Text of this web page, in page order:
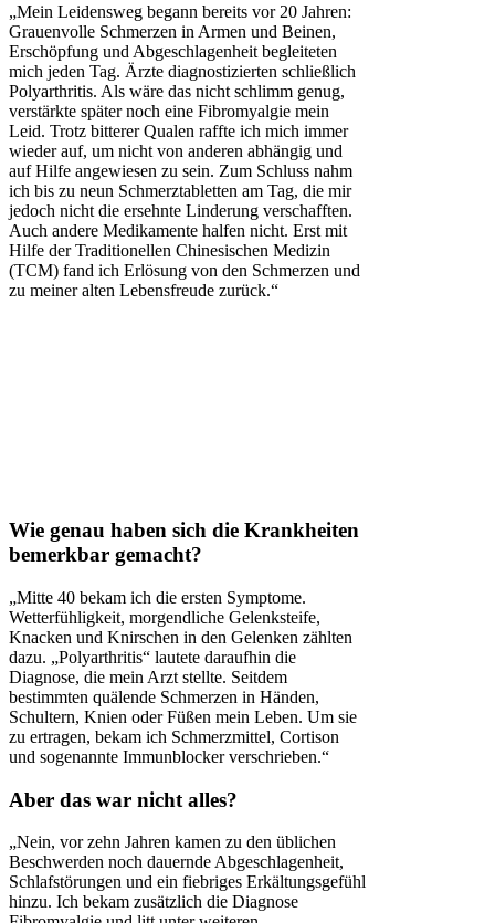
„Mein Leidensweg begann bereits vor 20 Jahren:
Grauenvolle Schmerzen in Armen und Beinen,
Erschöpfung und Abgeschlagenheit begleiteten
mich jeden Tag. Ärzte diagnostizierten schließlich
Polyarthritis. Als wäre das nicht schlimm genug,
verstärkte später noch eine Fibromyalgie mein
Leid. Trotz bitterer Qualen raffte ich mich immer
wieder auf, um nicht von anderen abhängig und
auf Hilfe angewiesen zu sein. Zum Schluss nahm
ich bis zu neun Schmerztabletten am Tag, die mir
jedoch nicht die ersehnte Linderung verschafften.
Auch andere Medikamente halfen nicht. Erst mit
Hilfe der Traditionellen Chinesischen Medizin
(TCM) fand ich Erlösung von den Schmerzen und
zu meiner alten Lebensfreude zurück.“
Wie genau haben sich die Krankheiten
bemerkbar gemacht?
„Mitte 40 bekam ich die ersten Symptome.
Wetterfühligkeit, morgendliche Gelenksteife,
Knacken und Knirschen in den Gelenken zählten
dazu. „Polyarthritis“ lautete daraufhin die
Diagnose, die mein Arzt stellte. Seitdem
bestimmten quälende Schmerzen in Händen,
Schultern, Knien oder Füßen mein Leben. Um sie
zu ertragen, bekam ich Schmerzmittel, Cortison
und sogenannte Immunblocker verschrieben.“
Aber das war nicht alles?
„Nein, vor zehn Jahren kamen zu den üblichen
Beschwerden noch dauernde Abgeschlagenheit,
Schlafstörungen und ein fiebriges Erkältungsgefühl
hinzu. Ich bekam zusätzlich die Diagnose